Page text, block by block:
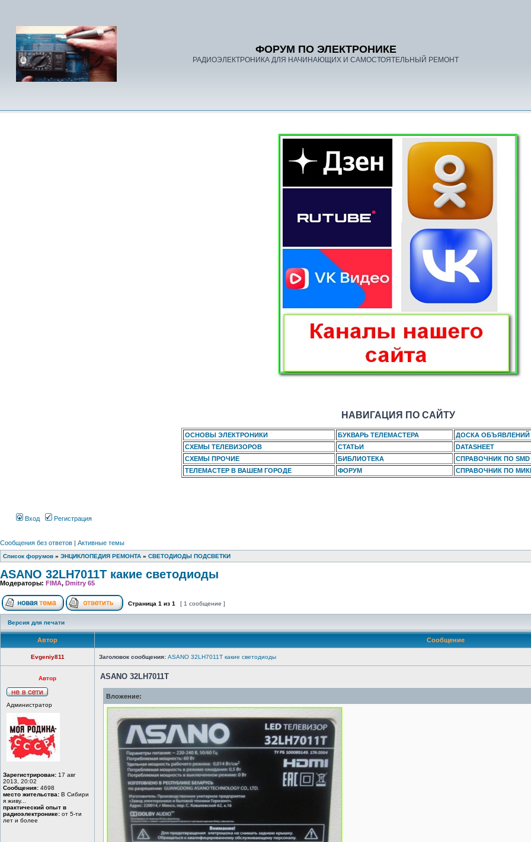
ФОРУМ ПО ЭЛЕКТРОНИКЕ
РАДИОЭЛЕКТРОНИКА ДЛЯ НАЧИНАЮЩИХ И САМОСТОЯТЕЛЬНЫЙ РЕМОНТ
НАВИГАЦИЯ ПО САЙТУ
ОСНОВЫ ЭЛЕКТРОНИКИ БУКВАРЬ ТЕЛЕМАСТЕРА
ДОСКА ОБЪЯВЛЕНИЙ
СХЕМЫ ТЕЛЕВИЗОРОВ
СТАТЬИ
DATASHEET
СХЕМЫ ПРОЧИЕ
БИБЛИОТЕКА
СПРАВОЧНИК ПО SMD
ТЕЛЕМАСТЕР В ВАШЕМ ГОРОДЕ
ФОРУМ СПРАВОЧНИК ПО
Вход Регистрация
Сообщения без ответов | Активные темы
Список форумов » ЭНЦИКЛОПЕДИЯ РЕМОНТА » СВЕТОДИОДЫ ПОДСВЕТКИ
ASANO 32LH7011T какие светодиоды
Модераторы: FIMA, Dmitry 65
Страница 1 из 1 [ 1 сообщение ]
Версия для печати
Автор Сообщение
Evgeniy811 Заголовок сообщения: ASANO 32LH7011T какие светодиоды
Автор
Администратор
Зарегистрирован: 17 авг
2013, 20:02
Сообщения: 4698
место жительства: В Сибири
я живу...
практический опыт в
радиоэлектронике: от 5-ти
лет и более
ASANO 32LH7011T
Вложение: